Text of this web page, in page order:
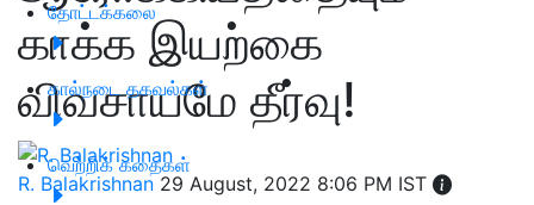
தோட்டக்கலை
கால்நடை தகவல்கள்
வெற்றிக் கதைகள்
காக்க இயற்கை
விவசாயமே தீர்வு!
R. Balakrishnan 29 August, 2022 8:06 PM IST